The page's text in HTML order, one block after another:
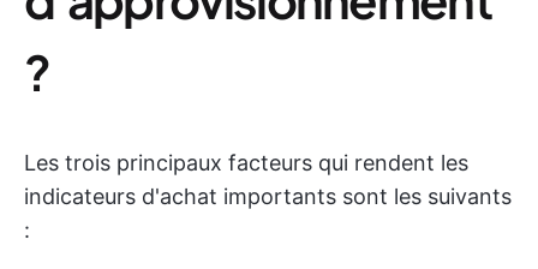
?
Les trois principaux facteurs qui rendent les
indicateurs d'achat importants sont les suivants
: